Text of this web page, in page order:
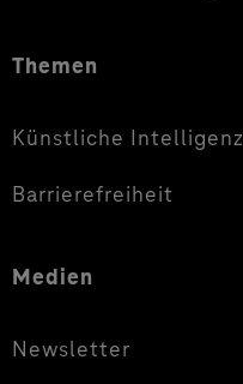
Themen
Künstliche Intelligenz
Barrierefreiheit
Medien
Newsletter